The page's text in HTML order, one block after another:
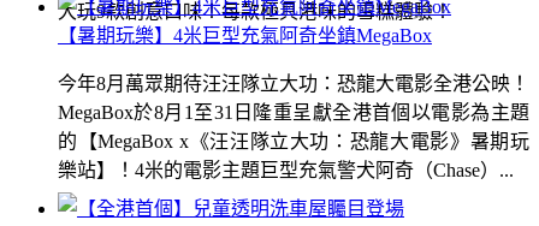
大玩9款創意口味！每款極具港味的雪糕體驗！
【暑期玩樂】4米巨型充氣阿奇坐鎮MegaBox
今年8月萬眾期待汪汪隊立大功：恐龍大電影全港公映！
MegaBox於8月1至31日隆重呈獻全港首個以電影為主題
的【MegaBox x《汪汪隊立大功：恐龍大電影》暑期玩
樂站】！4米的電影主題巨型充氣警犬阿奇（Chase）...